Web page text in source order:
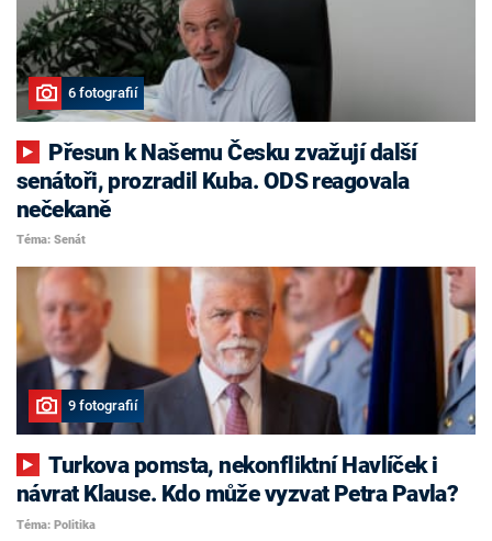
6 fotografií
senátoři, prozradil Kuba. ODS reagovala
nečekaně
Téma: Senát
9 fotografií
Turkova pomsta, nekonfliktní Havlíček i
návrat Klause. Kdo může vyzvat Petra Pavla?
Téma: Politika